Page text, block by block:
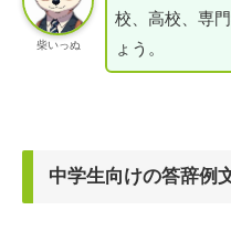
柴いっぬ
校、高校、専
ょう。
中学生向けの答辞例